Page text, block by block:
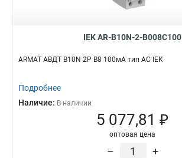
IEK AR-B10N-2-B008C100
ARMAT АВДТ B10N 2P B8 100мА тип AC IEK
Подробнее
Наличие: В наличии
5 077,81 ₽
оптовая цена
– +